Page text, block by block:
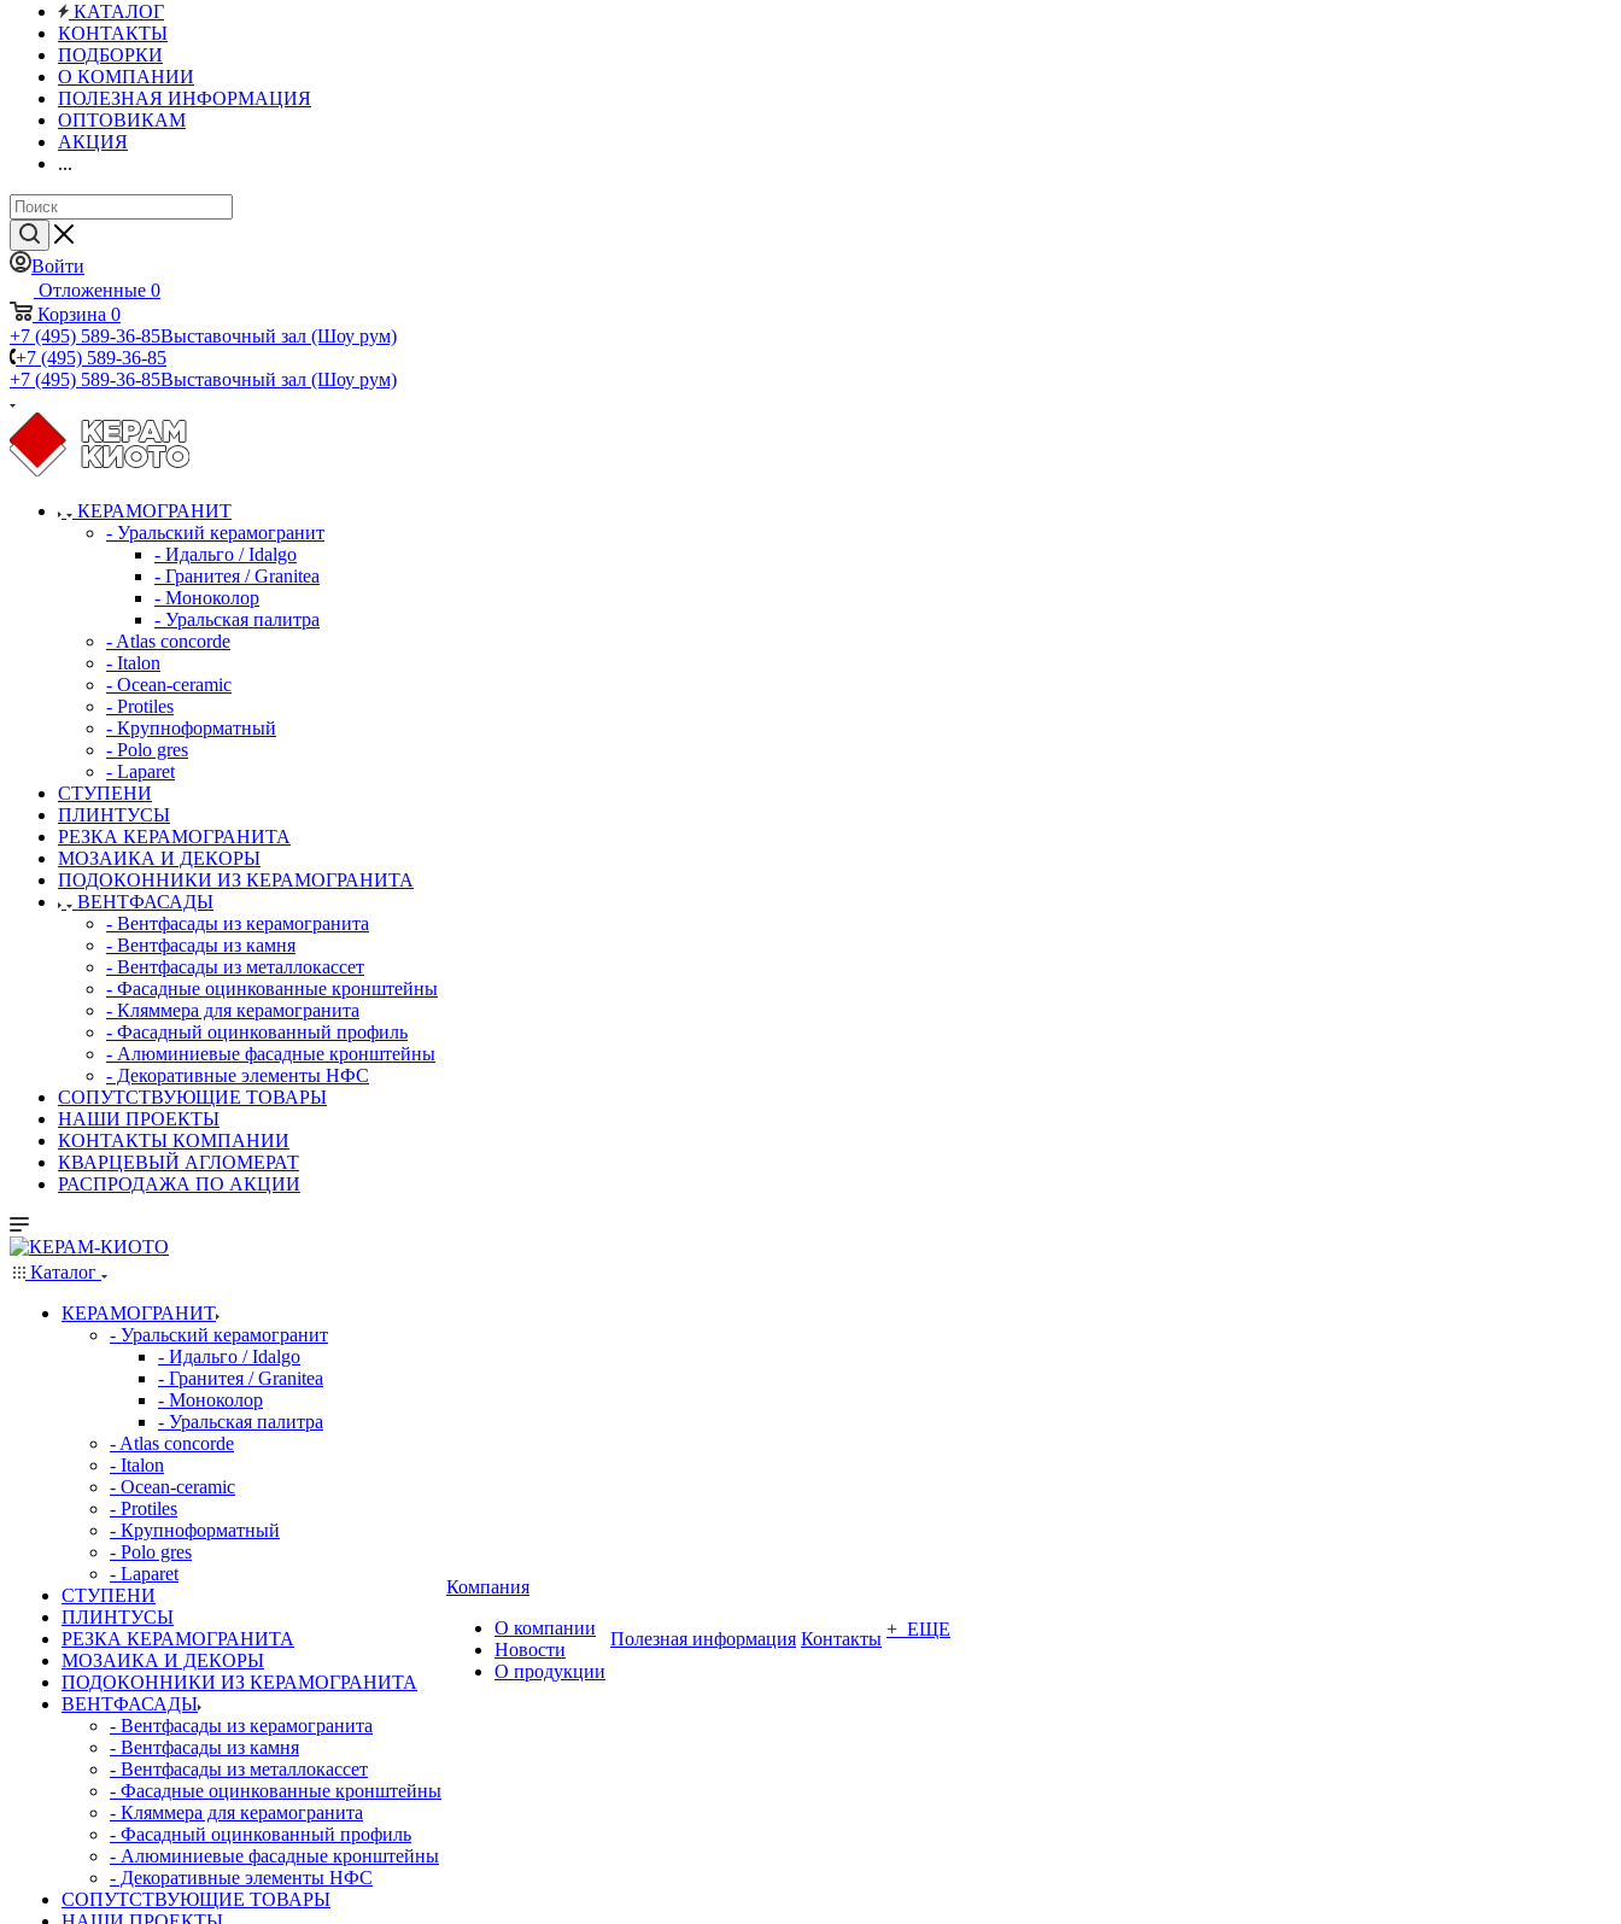
КАТАЛОГ
КОНТАКТЫ
ПОДБОРКИ
О КОМПАНИИ
ПОЛЕЗНАЯ ИНФОРМАЦИЯ
ОПТОВИКАМ
АКЦИЯ
...
Войти
Отложенные 0
Корзина 0
+7 (495) 589-36-85Выставочный зал (Шоу рум)
+7 (495) 589-36-85
+7 (495) 589-36-85Выставочный зал (Шоу рум)
КЕРАМОГРАНИТ
- Уральский керамогранит
- Идальго / Idalgo
- Гранитея / Granitea
- Моноколор
- Уральская палитра
- Atlas concorde
- Italon
- Ocean-ceramic
- Protiles
- Крупноформатный
- Polo gres
- Laparet
СТУПЕНИ
ПЛИНТУСЫ
РЕЗКА КЕРАМОГРАНИТА
МОЗАИКА И ДЕКОРЫ
ПОДОКОННИКИ ИЗ КЕРАМОГРАНИТА
ВЕНТФАСАДЫ
- Вентфасады из керамогранита
- Вентфасады из камня
- Вентфасады из металлокассет
- Фасадные оцинкованные кронштейны
- Кляммера для керамогранита
- Фасадный оцинкованный профиль
- Алюминиевые фасадные кронштейны
- Декоративные элементы НФС
СОПУТСТВУЮЩИЕ ТОВАРЫ
НАШИ ПРОЕКТЫ
КОНТАКТЫ КОМПАНИИ
КВАРЦЕВЫЙ АГЛОМЕРАТ
РАСПРОДАЖА ПО АКЦИИ
Каталог
КЕРАМОГРАНИТ
- Уральский керамогранит
- Идальго / Idalgo
- Гранитея / Granitea
- Моноколор
- Уральская палитра
- Atlas concorde
- Italon
- Ocean-ceramic
- Protiles
- Крупноформатный
- Polo gres
- Laparet
СТУПЕНИ
ПЛИНТУСЫ
РЕЗКА КЕРАМОГРАНИТА
МОЗАИКА И ДЕКОРЫ
ПОДОКОННИКИ ИЗ КЕРАМОГРАНИТА
ВЕНТФАСАДЫ
- Вентфасады из керамогранита
- Вентфасады из камня
- Вентфасады из металлокассет
- Фасадные оцинкованные кронштейны
- Кляммера для керамогранита
- Фасадный оцинкованный профиль
- Алюминиевые фасадные кронштейны
- Декоративные элементы НФС
СОПУТСТВУЮЩИЕ ТОВАРЫ
Компания
О компании
Новости
О продукции
Полезная информация Контакты + ЕЩЕ